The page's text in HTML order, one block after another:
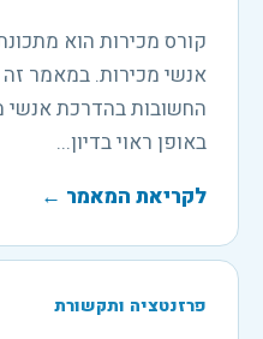
קורס מכירות הוא
אנשי מכירות. במאמר
החשובות בהדרכת אנשי
באופן ראוי בדיון...
לקריאת המאמר ←
פרזנטציה ותקשורת